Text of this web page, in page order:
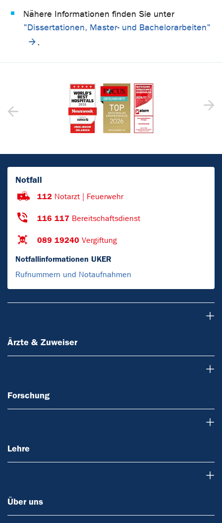
Nähere Informationen finden Sie unter
"Dissertationen, Master- und Bachelorarbeiten"
.
Notfall
112 Notarzt | Feuerwehr
116 117 Bereitschaftsdienst
089 19240 Vergiftung
Notfallinformationen UKER
Rufnummern und Notaufnahmen
Ärzte & Zuweiser
Forschung
Lehre
Über uns